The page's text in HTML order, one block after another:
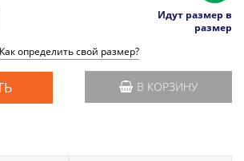
Идут размер в
размер
Как определить свой размер?
В КОРЗИНУ